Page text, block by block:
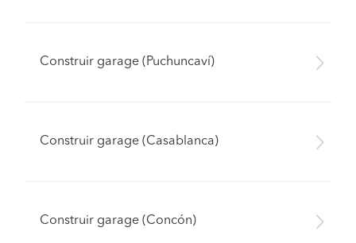
Construir garage (Puchuncaví)
Construir garage (Casablanca)
Construir garage (Concón)